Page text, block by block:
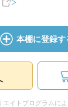
本棚に登録す
エイトプログラムに